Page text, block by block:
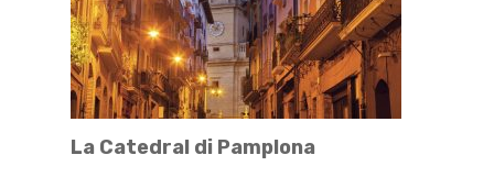
La Catedral di Pamplona